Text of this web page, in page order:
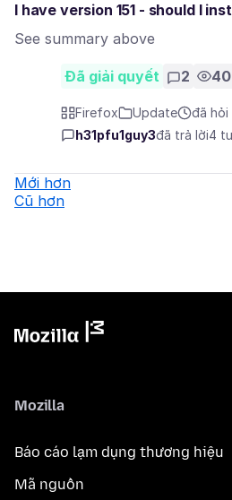
I have version 151 - should I
See summary above
Đã giải quyết 2 40
Firefox Update
đã
h31pfu1guy3đã trả lời4
Mới hơn
Cũ hơn
Mozilla
Báo cáo lạm dụng thương hiệu
Mã nguồn